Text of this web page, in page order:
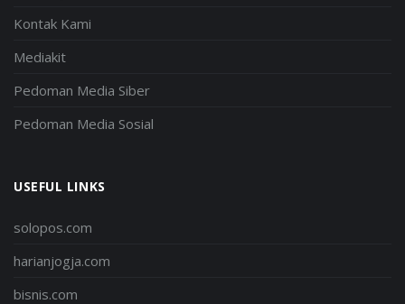
Kontak Kami
Mediakit
Pedoman Media Siber
Pedoman Media Sosial
USEFUL LINKS
solopos.com
harianjogja.com
bisnis.com